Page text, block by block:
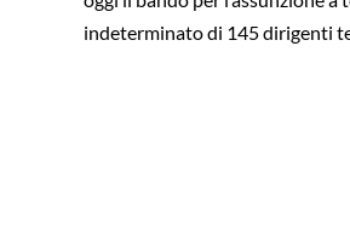
indeterminato di 145 dirigenti